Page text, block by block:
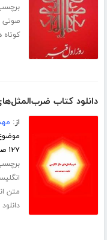
صوتی
دانلود کتاب
از:
۱۲۷ صفحه
متن